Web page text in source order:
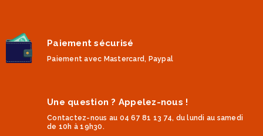
Paiement sécurisé
Paiement avec Mastercard, Paypal
Une question ? Appelez-nous !
Contactez-nous au 04 67 81 13 74, du lundi au samedi
de 10h à 19h30.